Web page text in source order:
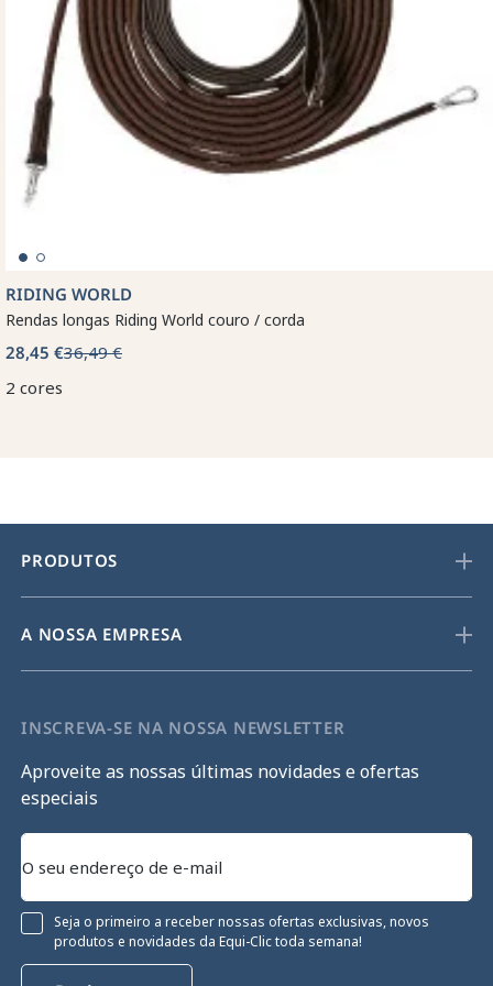
RIDING WORLD
Rendas longas Riding World couro / corda
28,45 €36,49 €
2 cores
PRODUTOS
A NOSSA EMPRESA
INSCREVA-SE NA NOSSA NEWSLETTER
Aproveite as nossas últimas novidades e ofertas
especiais
Seja o primeiro a receber nossas ofertas exclusivas, novos
produtos e novidades da Equi-Clic toda semana!